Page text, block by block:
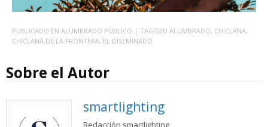
PUBLICADO EN ALUMBRADO PÚBLICO | TAGGED ALUMBRADO, CHICLANA,
CHICLANA DE LA FRONTERA, EL DISEMINADO
Sobre el Autor
smartlighting
Redacción smartlighting